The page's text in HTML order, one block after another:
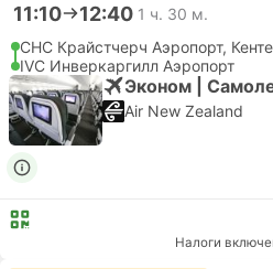
11:10 12:40 1 ч. 30 м.
CHC Крайстчерч Аэропорт,
IVC Инверкаргилл Аэропорт
Эконом |
Air New Zealand
Налоги